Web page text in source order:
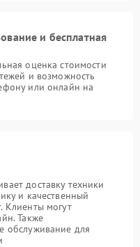
и бесплатная
оценка стоимости
и возможность
или онлайн на
доставку техники
и качественный
Клиенты могут
Также
обслуживание для